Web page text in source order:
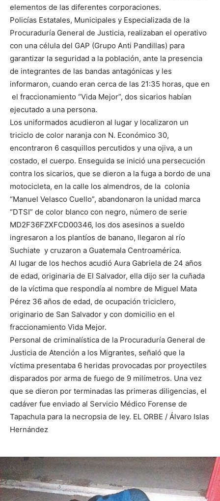
elementos de las diferentes corporaciones.
Policías Estatales, Municipales y Especializada de la
Procuraduría General de Justicia, realizaban el operativo
con una célula del GAP (Grupo Anti Pandillas) para
garantizar la seguridad a la población, ante la presencia
de integrantes de las bandas antagónicas y les
informaron, cuando eran cerca de las 21:35 horas, que en
el fraccionamiento “Vida Mejor”, dos sicarios habían
ejecutado a una persona.
Los uniformados acudieron al lugar y localizaron un
triciclo de color naranja con N. Económico 30,
encontraron 6 casquillos percutidos y una ojiva, a un
costado, el cuerpo. Enseguida se inició una persecución
contra los sicarios, que se dieron a la fuga a bordo de una
motocicleta, en la calle los almendros, de la colonia
“Manuel Velasco Cuello”, abandonaron la unidad marca
“DTSI” de color blanco con negro, número de serie
MD2F36FZXFCD00346, los dos asesinos a sueldo
ingresaron a los plantíos de banano, llegaron al río
Suchiate y cruzaron a Guatemala Centroamérica.
Al lugar de los hechos acudió Aura Gabriela de 24 años
de edad, originaria de El Salvador, ella dijo ser la cuñada
de la víctima que respondía al nombre de Miguel Mata
Pérez 36 años de edad, de ocupación triciclero,
originario de San Salvador y con domicilio en el
fraccionamiento Vida Mejor.
Personal de criminalística de la Procuraduría General de
Justicia de Atención a los Migrantes, señaló que la
víctima presentaba 6 heridas provocadas por proyectiles
disparados por arma de fuego de 9 milímetros. Una vez
que se dieron por terminadas las primeras diligencias, el
cadáver fue enviado al Servicio Médico Forense de
Tapachula para la necropsia de ley. EL ORBE / Álvaro Islas
Hernández